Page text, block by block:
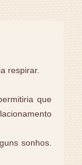
respirar.
que
sonhos.